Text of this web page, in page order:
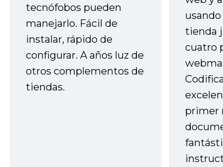
tecnófobos pueden
manejarlo. Fácil de
instalar, rápido de
configurar. A años luz de
otros complementos de
tiendas.
tienda
cuatro
primer